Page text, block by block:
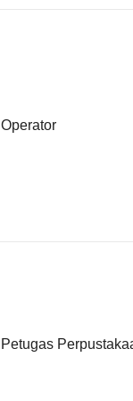
Operator
Petugas